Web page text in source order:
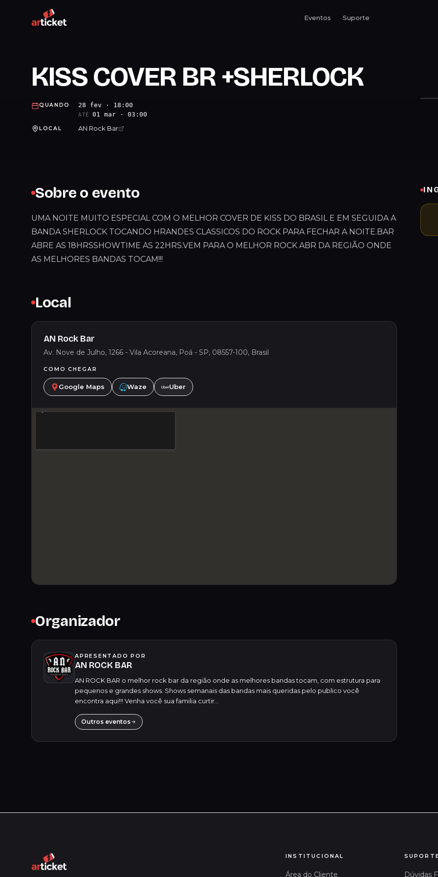
Eventos Suporte
KISS COVER BR +SHERLOCK
QUANDO 28 fev · 18:00
ATÉ 01 mar · 03:00
LOCAL AN Rock Bar
Sobre o evento
UMA NOITE MUITO ESPECIAL COM O MELHOR COVER DE KISS DO BRASIL E EM SEGUIDA A
BANDA SHERLOCK TOCANDO HRANDES CLASSICOS DO ROCK PARA FECHAR A NOITE.BAR
ABRE AS 18HRSSHOWTIME AS 22HRS.VEM PARA O MELHOR ROCK ABR DA REGIÃO ONDE
AS MELHORES BANDAS TOCAM!!!
Local
AN Rock Bar
Av. Nove de Julho, 1266 - Vila Acoreana, Poá - SP, 08557-100, Brasil
COMO CHEGAR
Google Maps Waze Uber
Organizador
APRESENTADO POR
AN ROCK BAR
AN ROCK BAR o melhor rock bar da região onde as melhores bandas tocam, com estrutura para
pequenos e grandes shows. Shows semanais das bandas mais queridas pelo publico você
encontra aqui!!! Venha você sua familia curtir...
Outros eventos
INSTITUCIONAL
Área do Cliente Dúvidas